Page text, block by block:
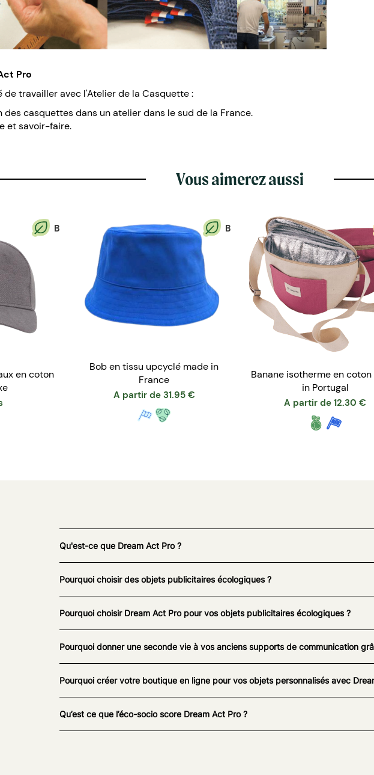
Pro
de travailler avec l'Atelier de la Casquette :
casquettes dans un atelier dans le sud de la France.
et savoir-faire.
Vous aimerez aussi
B
en coton
B
Bob en tissu upcyclé made in
France
A partir de 31.95 €
Banane isotherme en
in Portugal
A partir de 12.30 €
Qu'est-ce que Dream Act Pro ?
Pourquoi choisir des objets publicitaires écologiques ?
Pourquoi choisir Dream Act Pro pour vos objets publicitaires écologiques ?
Pourquoi donner une seconde vie à vos anciens supports de communication
Pourquoi créer votre boutique en ligne pour vos objets personnalisés avec
Qu’est ce que l’éco-socio score Dream Act Pro ?